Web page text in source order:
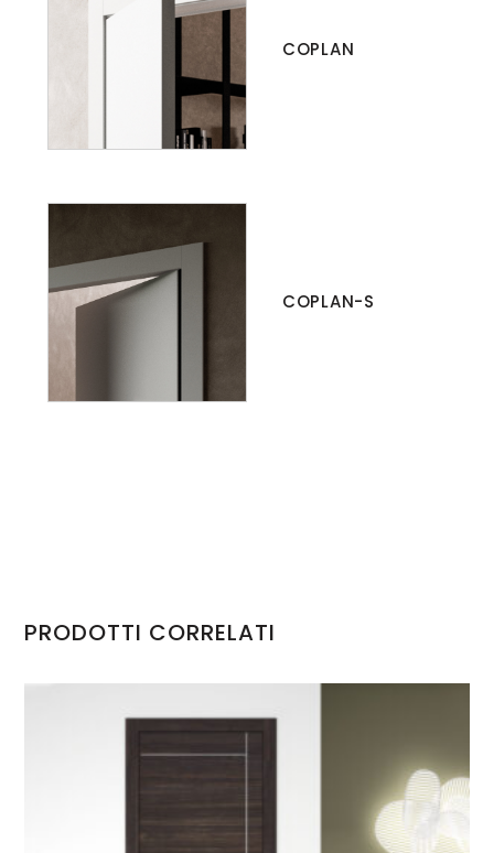
COPLAN
COPLAN-S
PRODOTTI CORRELATI